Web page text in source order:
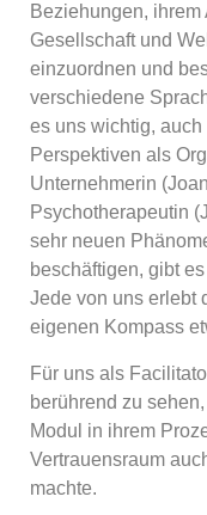
Beziehungen,
Gesellschaft und
einzuordnen und
verschiedene
es uns wichtig,
Perspektiven als
Unternehmerin
Psychotherapeutin
sehr neuen
beschäftigen, gibt
Jede von uns erlebt
eigenen Kompass
Für uns als
berührend zu
Modul in ihrem
Vertrauensraum
machte.